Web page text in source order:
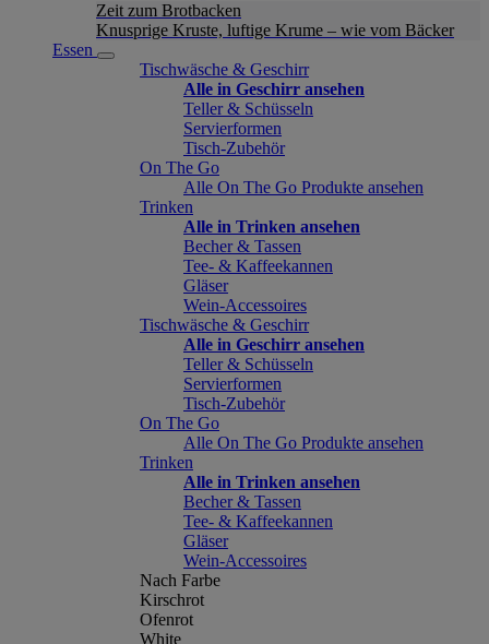
Zeit zum Brotbacken
Knusprige Kruste, luftige Krume – wie vom Bäcker
Essen
Tischwäsche & Geschirr
Alle in Geschirr ansehen
Teller & Schüsseln
Servierformen
Tisch-Zubehör
On The Go
Alle On The Go Produkte ansehen
Trinken
Alle in Trinken ansehen
Becher & Tassen
Tee- & Kaffeekannen
Gläser
Wein-Accessoires
Tischwäsche & Geschirr
Alle in Geschirr ansehen
Teller & Schüsseln
Servierformen
Tisch-Zubehör
On The Go
Alle On The Go Produkte ansehen
Trinken
Alle in Trinken ansehen
Becher & Tassen
Tee- & Kaffeekannen
Gläser
Wein-Accessoires
Nach Farbe
Kirschrot
Ofenrot
White